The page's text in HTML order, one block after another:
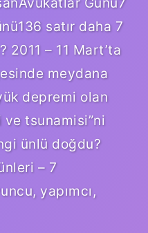
satır daha 7
2011 – 11 Mart’ta
meydana
depremi olan
ve tsunamisi”ni
ünlü doğdu?
– 7
yapımcı,